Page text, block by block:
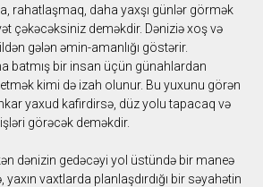
rahatlaşmaq, daha yaxşı günlər görmək
çəkəcəksiniz deməkdir. Dəniziə xoş və
gələn əmin-amanlığı göstərir.
batmış bir insan üçün günahlardan
kimi də izah olunur. Bu yuxunu görən
yaxud kafirdirsə, düz yolu tapacaq və
görəcək deməkdir.
dənizin gedəcəyi yol üstündə bir maneə
yaxın vaxtlarda planlaşdırdığı bir səyahətin